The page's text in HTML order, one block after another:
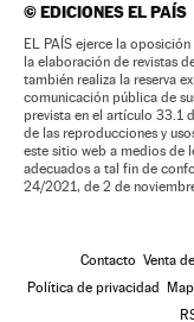
©EDICIONES EL PAÍS
EL PAÍS ejerce la
la elaboración de revistas
también realiza la reserva
comunicación pública de
prevista en el artículo 33.1
de las reproducciones y
este sitio web a medios de
adecuados a tal fin de
24/2021, de 2 de
Contacto Venta
Política de privacidad